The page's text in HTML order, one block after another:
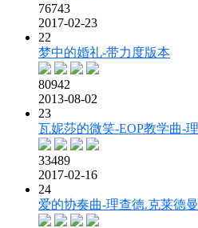
76743
2017-02-23
22
梦中的婚礼-带力度版本
80942
2013-08-02
23
瓦妮莎的微笑-EOP教学曲-
33489
2017-02-16
24
爱的协奏曲-理查德.克莱德